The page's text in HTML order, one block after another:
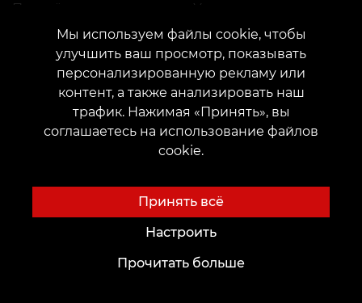
Партнёрство
Уход
Будущим Мастерам
Академия
Аренда места
Идеи для Тату
Тату-шрифты онлайн
Генератор тату AI
Каталог эскизов
Блог Сервисы
Мы используем файлы cookie, чтобы
улучшить ваш просмотр, показывать
персонализированную рекламу или
контент, а также анализировать наш
трафик. Нажимая «Принять», вы
соглашаетесь на использование файлов
cookie.
Принять всё
Настроить
Прочитать больше